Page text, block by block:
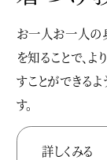
お一人お一人の
を知ることで、よ
すことができるよ
す。
詳しくみる